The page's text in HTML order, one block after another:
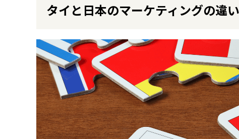
タイと日本のマーケティングの違い